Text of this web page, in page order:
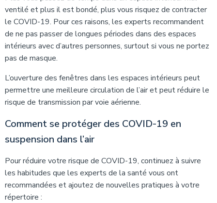
ventilé et plus il est bondé, plus vous risquez de contracter
le COVID-19. Pour ces raisons, les experts recommandent
de ne pas passer de longues périodes dans des espaces
intérieurs avec d’autres personnes, surtout si vous ne portez
pas de masque.
L’ouverture des fenêtres dans les espaces intérieurs peut
permettre une meilleure circulation de l’air et peut réduire le
risque de transmission par voie aérienne.
Comment se protéger des COVID-19 en
suspension dans l’air
Pour réduire votre risque de COVID-19, continuez à suivre
les habitudes que les experts de la santé vous ont
recommandées et ajoutez de nouvelles pratiques à votre
répertoire :